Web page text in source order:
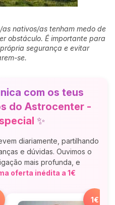
nativos/as tenham medo de
obstáculo. É importante para
segurança e evitar
se.
com os teus
do Astrocenter -
✨
diariamente, partilhando
e dúvidas. Ouvimos o
mais profunda, e
oferta inédita a 1€
1€